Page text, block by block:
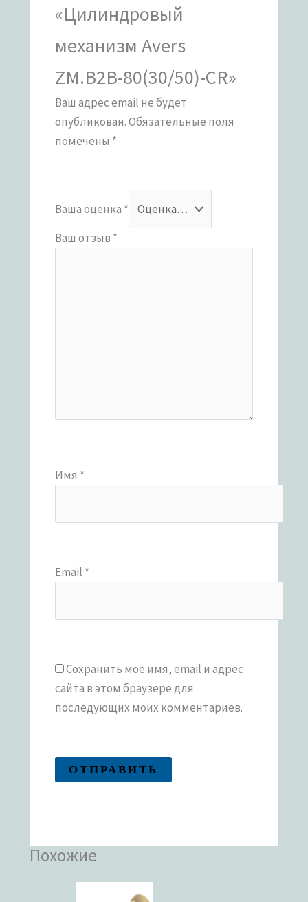
«Цилиндровый
механизм Avers
ZM.B2B-80(30/50)-CR»
Ваш адрес email не будет
опубликован.Обязательные поля
помечены *
Ваша оценка *
Ваш отзыв *
Имя *
Email *
Сохранить моё имя, email и адрес
сайта в этом браузере для
последующих моих комментариев.
Похожие